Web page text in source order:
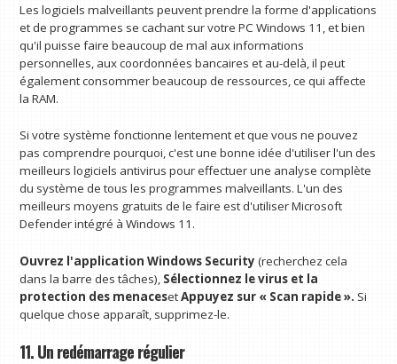
Les logiciels malveillants peuvent prendre la forme d'applications
et de programmes se cachant sur votre PC Windows 11, et bien
qu'il puisse faire beaucoup de mal aux informations
personnelles, aux coordonnées bancaires et au-delà, il peut
également consommer beaucoup de ressources, ce qui affecte
la RAM.
Si votre système fonctionne lentement et que vous ne pouvez
pas comprendre pourquoi, c'est une bonne idée d'utiliser l'un des
meilleurs logiciels antivirus pour effectuer une analyse complète
du système de tous les programmes malveillants. L'un des
meilleurs moyens gratuits de le faire est d'utiliser Microsoft
Defender intégré à Windows 11.
Ouvrez l'application Windows Security (recherchez cela
dans la barre des tâches), Sélectionnez le virus et la
protection des menacesetAppuyez sur « Scan rapide ». Si
quelque chose apparaît, supprimez-le.
11. Un redémarrage régulier